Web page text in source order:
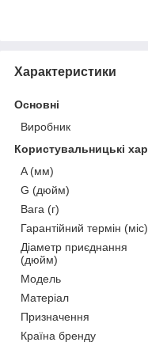
Характеристики
Основні
Виробник
Користувальницькі
A (мм)
G (дюйм)
Вага (г)
Гарантійний термін (міс)
Діаметр приєднання
(дюйм)
Мoдель
Матеріал
Призначення
Країна бренду